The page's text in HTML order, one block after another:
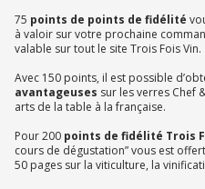
75 points de points de fidélité
à valoir sur votre prochaine
valable sur tout le site Trois Fois Vin.
Avec 150 points, il est possible
avantageuses sur les verres Chef
arts de la table à la française.
Pour 200 points de fidélité Trois
cours de dégustation” vous est
50 pages sur la viticulture, la